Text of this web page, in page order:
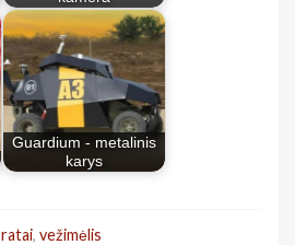
Guardium - metalinis
karys
ratai, vežimėlis